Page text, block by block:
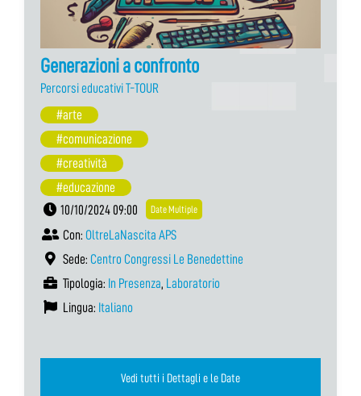
Generazioni a confronto
Percorsi educativi T-TOUR
#arte
#comunicazione
#creatività
#educazione
10/10/2024 09:00
Date Multiple
Con: OltreLaNascita APS
Sede: Centro Congressi Le Benedettine
Tipologia: In Presenza, Laboratorio
Lingua: Italiano
Vedi tutti i Dettagli e le Date